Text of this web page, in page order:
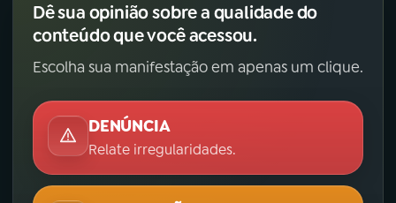
Dê sua opinião sobre a qualidade do
conteúdo que você acessou.
Escolha sua manifestação em apenas um clique.
DENÚNCIA
Relate irregularidades.